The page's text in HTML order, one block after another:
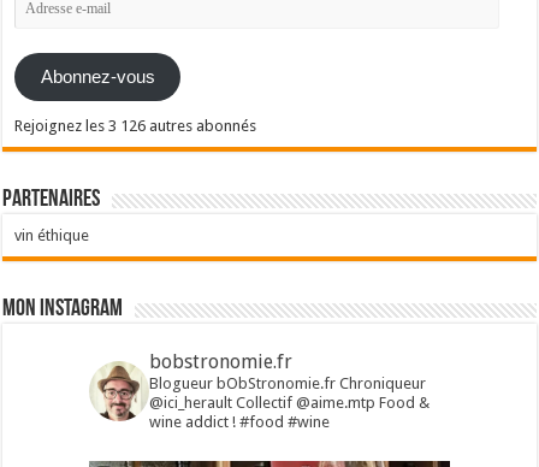
e-
Abonnez-vous
Rejoignez les 3 126 autres abonnés
Partenaires
vin éthique
Mon Instagram
bobstronomie.fr
Blogueur bObStronomie.fr Chroniqueur
@ici_heraultCollectif @aime.mtp Food &
wine addict !#food #wine